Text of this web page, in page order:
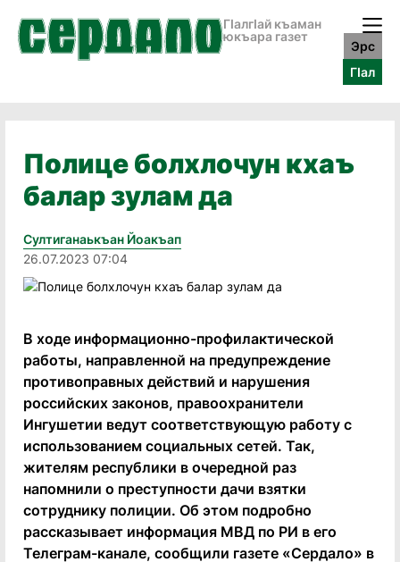
ГӀалгӀай къаман
юкъара газет
Эрс
ГӀал
Полице болхлочун кхаъ
балар зулам да
Султиганаькъан Йоакъап
26.07.2023 07:04
В ходе информационно-профилактической
работы, направленной на предупреждение
противоправных действий и нарушения
российских законов, правоохранители
Ингушетии ведут соответствующую работу с
использованием социальных сетей. Так,
жителям республики в очередной раз
напомнили о преступности дачи взятки
сотруднику полиции. Об этом подробно
рассказывает информация МВД по РИ в его
Телеграм-канале, сообщили газете «Сердало» в